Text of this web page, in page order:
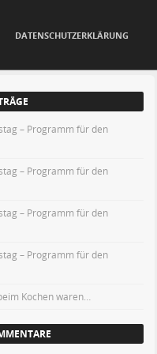
DATENSCHUTZERKLÄRUNG
– Programm für den
– Programm für den
– Programm für den
– Programm für den
Kochen waren…